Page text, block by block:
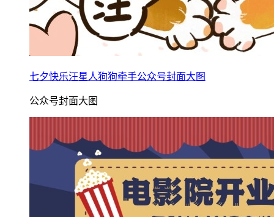
七夕快乐汪星人狗狗牵手公众号封面大图
公众号封面大图